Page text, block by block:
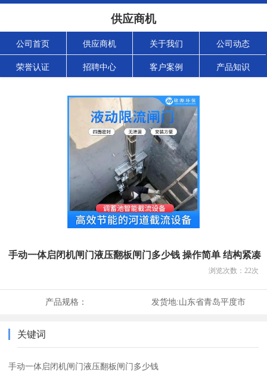
供应商机
公司首页 供应商机 关于我们 公司动态
荣誉认证 招聘中心 客户案例 产品知识
手动一体启闭机闸门液压翻板闸门多少钱 操作简单 结构紧凑
浏览次数： 22次
产品规格： 发货地:山东省青岛平度市
关键词
手动一体启闭机闸门液压翻板闸门多少钱